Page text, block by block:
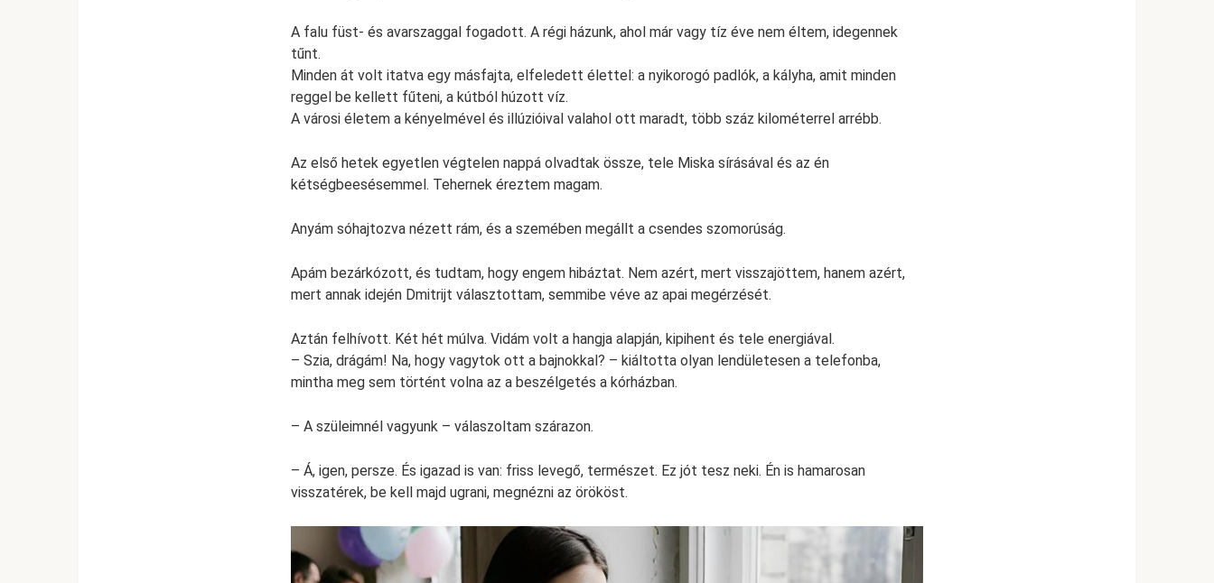
A falu füst- és avarszaggal fogadott. A régi házunk, ahol már vagy tíz éve nem éltem, idegennek
tűnt.
Minden át volt itatva egy másfajta, elfeledett élettel: a nyikorogó padlók, a kályha, amit minden
reggel be kellett fűteni, a kútból húzott víz.
A városi életem a kényelmével és illúzióival valahol ott maradt, több száz kilométerrel arrébb.
Az első hetek egyetlen végtelen nappá olvadtak össze, tele Miska sírásával és az én
kétségbeesésemmel. Tehernek éreztem magam.
Anyám sóhajtozva nézett rám, és a szemében megállt a csendes szomorúság.
Apám bezárkózott, és tudtam, hogy engem hibáztat. Nem azért, mert visszajöttem, hanem azért,
mert annak idején Dmitrijt választottam, semmibe véve az apai megérzését.
Aztán felhívott. Két hét múlva. Vidám volt a hangja alapján, kipihent és tele energiával.
– Szia, drágám! Na, hogy vagytok ott a bajnokkal? – kiáltotta olyan lendületesen a telefonba,
mintha meg sem történt volna az a beszélgetés a kórházban.
– A szüleimnél vagyunk – válaszoltam szárazon.
– Á, igen, persze. És igazad is van: friss levegő, természet. Ez jót tesz neki. Én is hamarosan
visszatérek, be kell majd ugrani, megnézni az örököst.